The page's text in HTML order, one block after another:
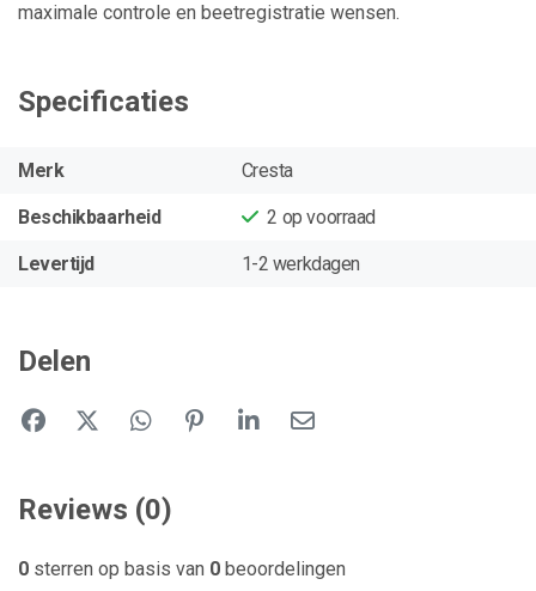
maximale controle en beetregistratie wensen.
Specificaties
Merk Cresta
Beschikbaarheid 2 op voorraad
Levertijd 1-2 werkdagen
Delen
Reviews (0)
0 sterren op basis van 0 beoordelingen